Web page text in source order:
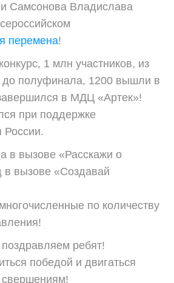
Самсонова Владислава
перемена!
1 млн участников, из
полуфинала, 1200 вышли в
в МДЦ «Артек»!
при поддержке
в вызове «Расскажи о
в вызове «Создавай
по количеству
ребят!
победой и двигаться
свершениям!